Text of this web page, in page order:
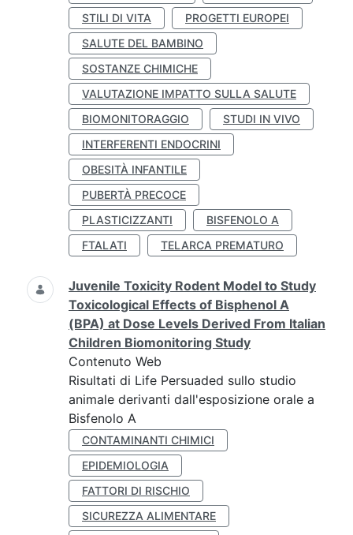
STILI DI VITA
PROGETTI EUROPEI
SALUTE DEL BAMBINO
SOSTANZE CHIMICHE
VALUTAZIONE IMPATTO SULLA SALUTE
BIOMONITORAGGIO
STUDI IN VIVO
INTERFERENTI ENDOCRINI
OBESITÀ INFANTILE
PUBERTÀ PRECOCE
PLASTICIZZANTI
BISFENOLO A
FTALATI
TELARCA PREMATURO
Juvenile Toxicity Rodent Model to Study
Toxicological Effects of Bisphenol A
(BPA) at Dose Levels Derived From Italian
Children Biomonitoring Study
Contenuto Web
Risultati di Life Persuaded sullo studio
animale derivanti dall'esposizione orale a
Bisfenolo A
CONTAMINANTI CHIMICI
EPIDEMIOLOGIA
FATTORI DI RISCHIO
SICUREZZA ALIMENTARE